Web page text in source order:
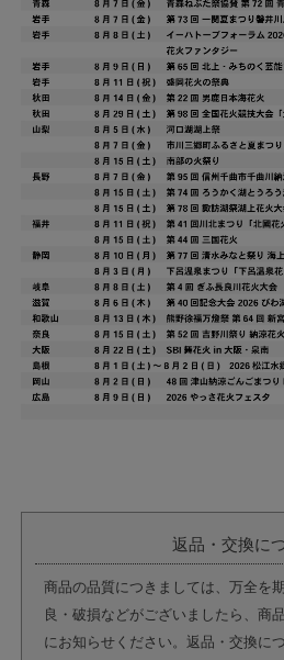
返品・交換に
商品の品質につきましては、万全を
良・破損などがございましたら、商
にお知らせください。返品・交換に